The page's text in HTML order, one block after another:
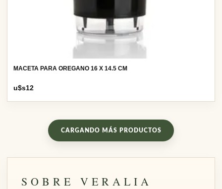
MACETA PARA OREGANO 16 X 14.5 CM
u$s12
CARGANDO MÁS PRODUCTOS
SOBRE VERALIA